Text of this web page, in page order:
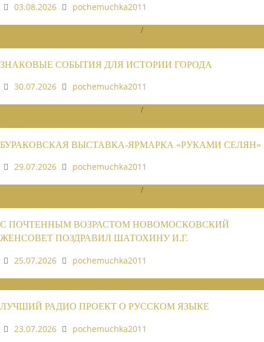
03.08.2026
pochemuchka2011
/
ЗНАКОВЫЕ СОБЫТИЯ ДЛЯ ИСТОРИИ ГОРОДА
30.07.2026
pochemuchka2011
/
БУРАКОВСКАЯ ВЫСТАВКА-ЯРМАРКА «РУКАМИ СЕЛЯН»
29.07.2026
pochemuchka2011
/
С ПОЧТЕННЫМ ВОЗРАСТОМ НОВОМОСКОВСКИЙ
ЖЕНСОВЕТ ПОЗДРАВИЛ ШАТОХИНУ И.Г.
25.07.2026
pochemuchka2011
ЛУЧШИЙ РАДИО ПРОЕКТ О РУССКОМ ЯЗЫКЕ
23.07.2026
pochemuchka2011